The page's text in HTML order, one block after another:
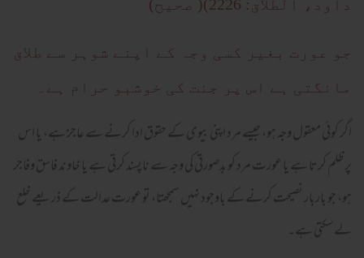
داود، الطلاق: 2226)
) صحيح)
جو عورت بغیر کسی وجہ کے اپنے شوہر سے طلاق
مانگتی ہے اس پر جنت کی خوشبو حرام ہے۔
اگر کوئی معقول وجہ ہو، جیسے مرد اپنی بیوی کے حقوق ادا کرنے سے عاجز ہے، یا اس
پر ظلم کرتا ہے یا عورت مرد کو بدصورتی کی وجہ سے ناپسند کرتی ہے یا خاوند فاسق وفاجر
ہو، جو باربار نصیحت کرنے کے باوجود نہیں سمجھتا، تو عورت عدالت کے ذریعے خلع
لے سکتی ہے۔